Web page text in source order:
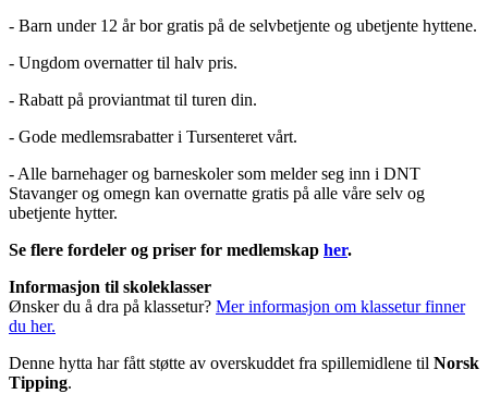
- Barn under 12 år bor gratis på de selvbetjente og ubetjente hyttene.
- Ungdom overnatter til halv pris.
- Rabatt på proviantmat til turen din.
- Gode medlemsrabatter i Tursenteret vårt.
- Alle barnehager og barneskoler som melder seg inn i DNT
Stavanger og omegn kan overnatte gratis på alle våre selv og
ubetjente hytter.
Se flere fordeler og priser for medlemskap her.
Informasjon til skoleklasser
Ønsker du å dra på klassetur? Mer informasjon om klassetur finner
du her.
Denne hytta har fått støtte av overskuddet fra spillemidlene til Norsk
Tipping.